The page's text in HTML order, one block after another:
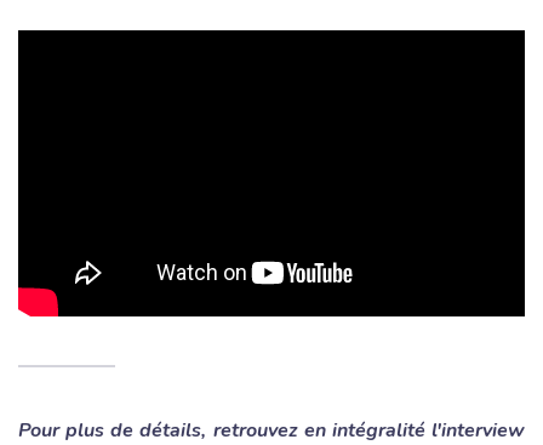
Pour plus de détails, retrouvez en intégralité l'interview